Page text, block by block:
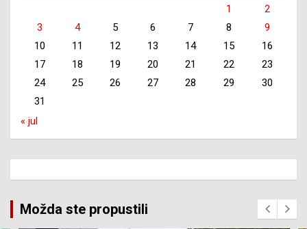
1
2
3
4 5 6 7 8
9
10
11 12 13 14 15
16
17
18 19 20 21 22
23
24
25 26 27 28 29
30
31
« jul
Možda ste propustili